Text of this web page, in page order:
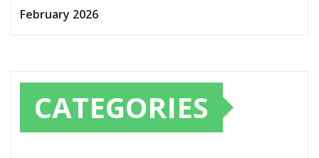
February 2026
CATEGORIES